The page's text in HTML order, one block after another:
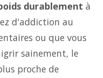
durablement à
d'addiction au
ou que vous
sainement, le
proche de